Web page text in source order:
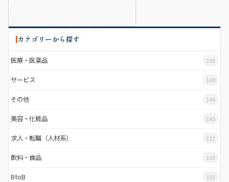
カテゴリーから探す
医療・医薬品 196
サービス 168
その他 146
美容・化粧品 145
求人・転職（人材系） 112
飲料・食品 103
BtoB 103